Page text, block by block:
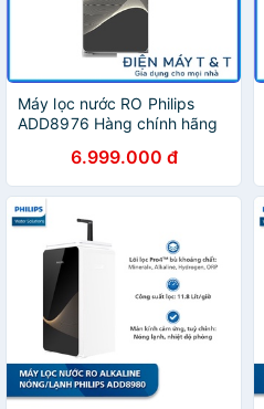
Máy lọc nước RO Philips
ADD8976 Hàng chính hãng
6.999.000 đ